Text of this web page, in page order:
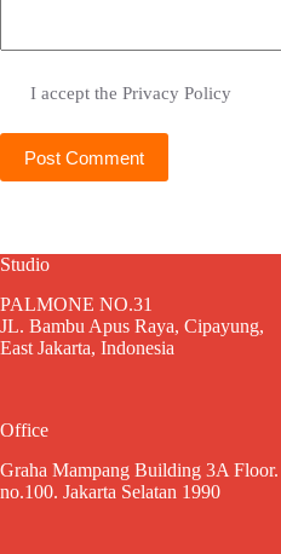
I accept thePrivacy Policy
Post Comment
Studio
PALMONE NO.31
JL. Bambu Apus Raya, Cipayung,
East Jakarta, Indonesia
Office
Graha Mampang Building 3A
no.100. Jakarta Selatan 1990